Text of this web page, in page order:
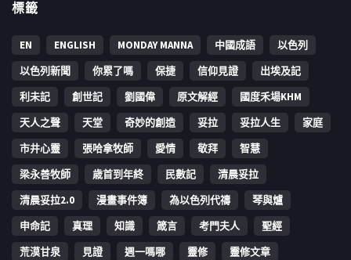
標籤
EN ENGLISH MONDAY MANNA 中國成語
以色列
以色列新聞
你累了嗎 保捷 信仰見證
出埃及記
利未記
創世記 劉國偉 原文解經
國度禾場KHM
天人之聲
天堂 奇妙的創造 妥拉 妥拉人生
家庭
市井心靈
張哈拿牧師 愛情 敬拜
智慧
梁永善牧師
歳首到年終 民數記
清晨妥拉
清晨妥拉2.0
漫畫事件簿 為以色列代禱
琴與爐
申命記
真理 知識 箴言 考門夫人
聖經
荒漠甘泉
見證 週一嗎哪 靈修 靈修文章